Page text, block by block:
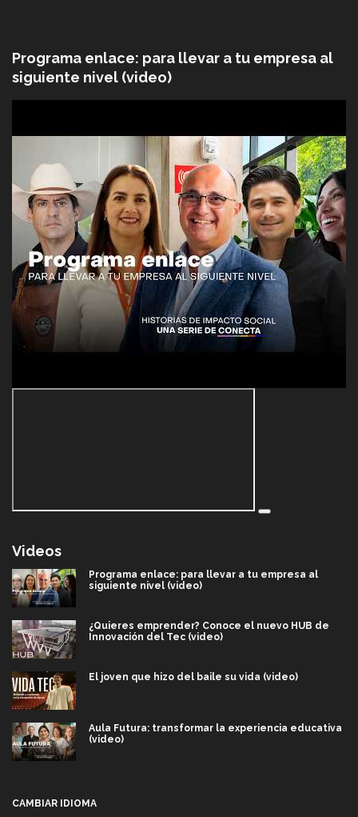
Programa enlace: para llevar a tu empresa al
siguiente nivel (video)
Videos
Programa enlace: para llevar a tu empresa al
siguiente nivel (video)
¿Quieres emprender? Conoce el nuevo HUB de
Innovación del Tec (video)
El joven que hizo del baile su vida (video)
Aula Futura: transformar la experiencia educativa
(video)
CAMBIAR IDIOMA